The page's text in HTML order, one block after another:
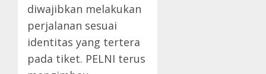
diwajibkan melakukan
perjalanan sesuai
identitas yang tertera
pada tiket. PELNI terus